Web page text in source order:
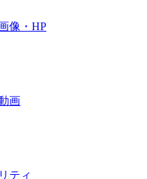
像・HP
画
ティ